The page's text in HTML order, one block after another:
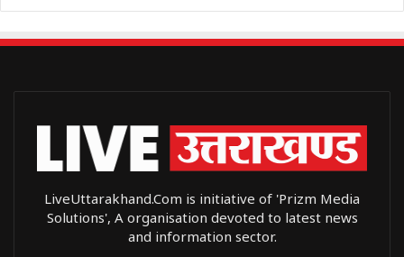
LiveUttarakhand.Com is initiative of 'Prizm Media
Solutions', A organisation devoted to latest news
and information sector.